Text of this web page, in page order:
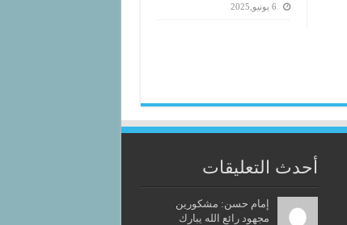
6 يونيو,2025
أحدث التعليقات
إمام حسن: مشكورين
مجهود رائع الله يبارك